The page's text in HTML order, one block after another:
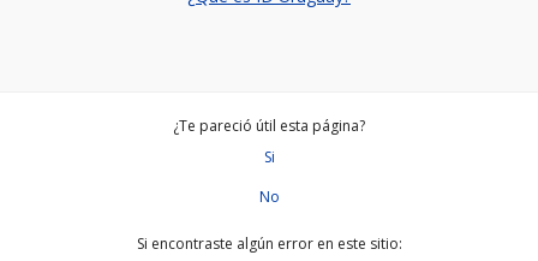
¿Te pareció útil esta página?
Si
No
Si encontraste algún error en este sitio: